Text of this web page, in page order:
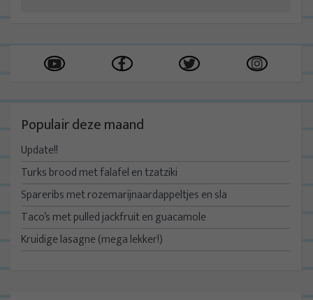
Populair deze maand
Update!!
Turks brood met falafel en tzatziki
Spareribs met rozemarijnaardappeltjes en sla
Taco’s met pulled jackfruit en guacamole
Kruidige lasagne (mega lekker!)